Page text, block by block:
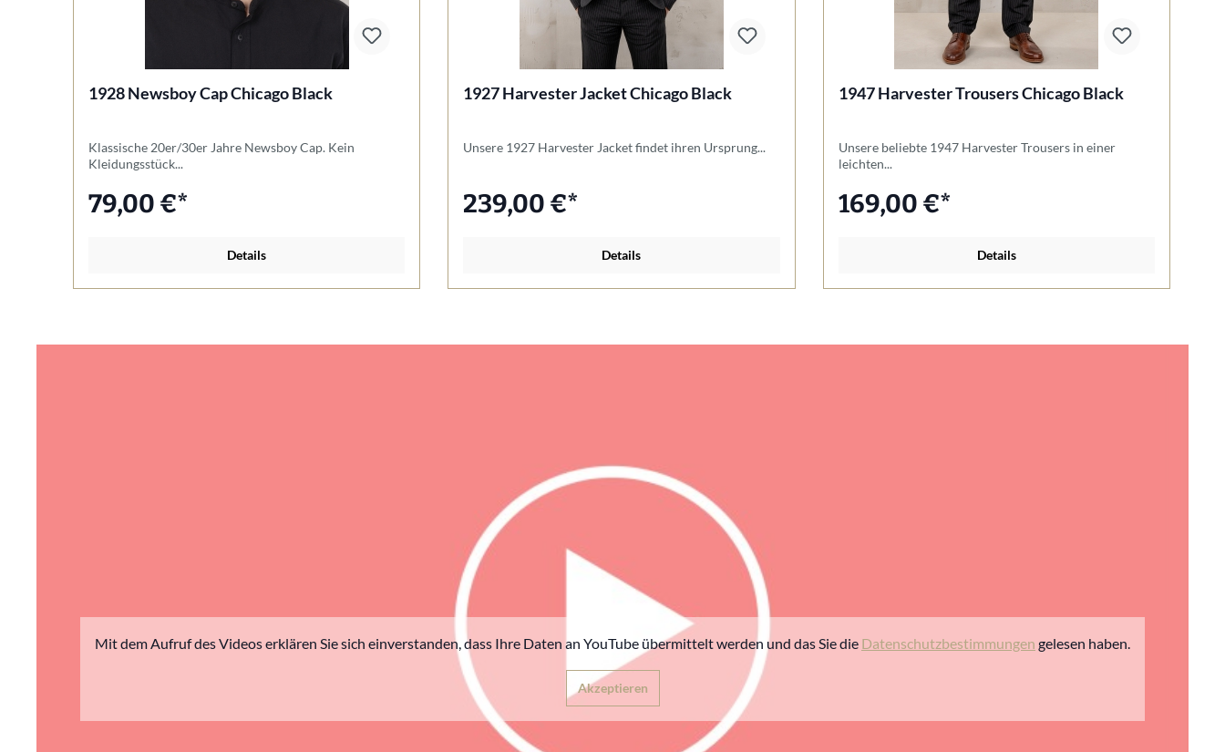
1928 Newsboy Cap Chicago Black
Klassische 20er/30er Jahre Newsboy Cap. Kein
Kleidungsstück...
79,00 €*
Details
1927 Harvester Jacket Chicago Black
Unsere 1927 Harvester Jacket findet ihren Ursprung...
239,00 €*
Details
1947 Harvester Trousers Chicago Black
Unsere beliebte 1947 Harvester Trousers in einer
leichten...
169,00 €*
Details
Mit dem Aufruf des Videos erklären Sie sich einverstanden, dass Ihre Daten an YouTube übermittelt werden und das Sie die Datenschutzbestimmungen gelesen haben.
Akzeptieren